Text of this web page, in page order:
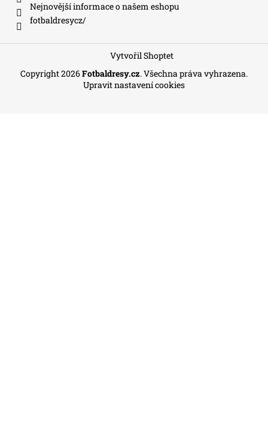
Nejnovější informace o našem eshopu
fotbaldresycz/
Vytvořil Shoptet
Copyright 2026Fotbaldresy.cz. Všechna práva vyhrazena.
Upravit nastavení cookies